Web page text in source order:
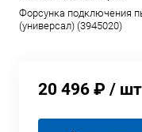
Форсунка подключения
(универсал) (3945020)
20 496 ₽ / шт